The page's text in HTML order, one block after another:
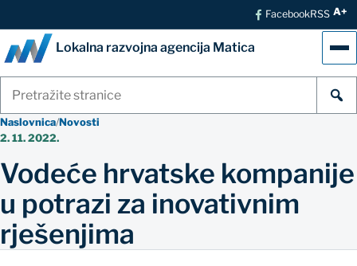
FacebookRSS A+
Lokalna razvojna agencija Matica
Naslovnica/Novosti
2. 11. 2022.
Vodeće hrvatske kompanije
u potrazi za inovativnim
rješenjima